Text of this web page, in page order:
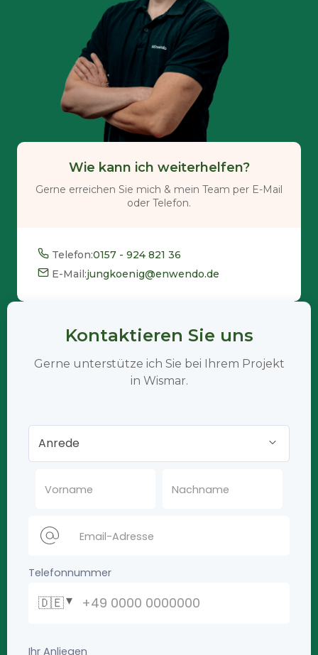
Wie kann ich weiterhelfen?
Gerne erreichen Sie mich & mein Team per E-Mail
oder Telefon.
Telefon:0157 - 924 821 36
E-Mail:jungkoenig@enwendo.de
Kontaktieren Sie uns
Gerne unterstütze ich Sie bei Ihrem Projekt
in Wismar.